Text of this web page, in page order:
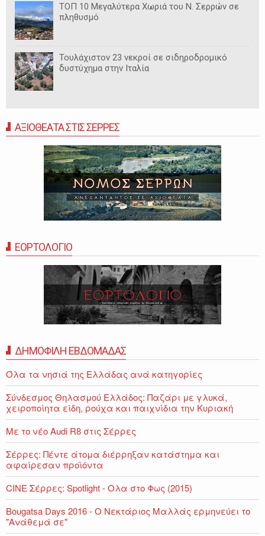
ΤΟΠ 10 Μεγαλύτερα Χωριά του Ν. Σερρών σε
πληθυσμό
Τουλάχιστον 23 νεκροί σε σιδηροδρομικό
δυστύχημα στην Ιταλία
ΑΞΙΟΘΕΑΤΑ ΣΤΙΣ ΣΕΡΡΕΣ
ΕΟΡΤΟΛΟΓΙΟ
ΔΗΜΟΦΙΛΗ ΕΒΔΟΜΑΔΑΣ
Όλα τα νησιά της Ελλάδας ανά κατηγορίες
Σύνδεσμος Θηλασμού Ελλάδος: Παζάρι με γλυκά,
χειροποίητα είδη, ρούχα και παιχνίδια την Κυριακή
Με το νέο Audi R8 στις Σέρρες
Σέρρες: Πέντε άτομα διέρρηξαν κατάστημα και
αφαίρεσαν προϊόντα
CINE Σέρρες: Spotlight - Ολα στο Φως (2015)
Bougatsa Days 2016 - Ο Νεκτάριος Μαλλάς ερμηνεύει το
"Ανάθεμά σε"